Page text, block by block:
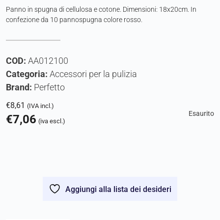
Panno in spugna di cellulosa e cotone. Dimensioni: 18x20cm. In
confezione da 10 pannospugna colore rosso.
COD: AA012100
Categoria: Accessori per la pulizia
Brand: Perfetto
€8,61 (IVA incl.)
€7,06 (iva escl.)
Esaurito
Aggiungi alla lista dei desideri